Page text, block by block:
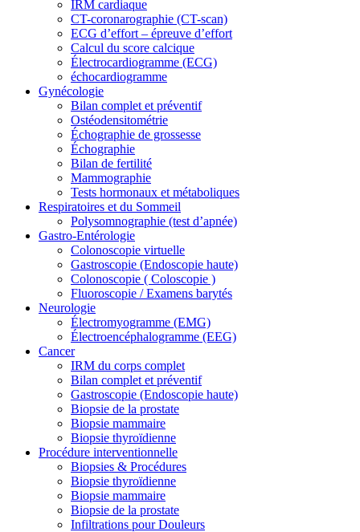
IRM cardiaque
CT-coronarographie (CT-scan)
ECG d’effort – épreuve d’effort
Calcul du score calcique
Électrocardiogramme (ECG)
échocardiogramme
Gynécologie
Bilan complet et préventif
Ostéodensitométrie
Échographie de grossesse
Échographie
Bilan de fertilité
Mammographie
Tests hormonaux et métaboliques
Respiratoires et du Sommeil
Polysomnographie (test d’apnée)
Gastro-Entérologie
Colonoscopie virtuelle
Gastroscopie (Endoscopie haute)
Colonoscopie ( Coloscopie )
Fluoroscopie / Examens barytés
Neurologie
Électromyogramme (EMG)
Électroencéphalogramme (EEG)
Cancer
IRM du corps complet
Bilan complet et préventif
Gastroscopie (Endoscopie haute)
Biopsie de la prostate
Biopsie mammaire
Biopsie thyroïdienne
Procédure interventionnelle
Biopsies & Procédures
Biopsie thyroïdienne
Biopsie mammaire
Biopsie de la prostate
Infiltrations pour Douleurs